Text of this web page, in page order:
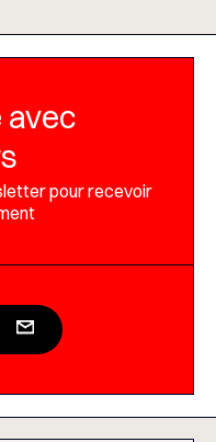
avec
pour recevoir